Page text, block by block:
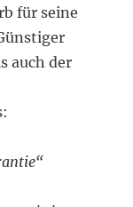
für seine
auch der